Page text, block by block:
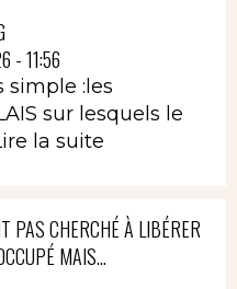
- 11:56
simple :les
sur lesquels le
la suite
PAS CHERCHÉ À LIBÉRER
MAIS...